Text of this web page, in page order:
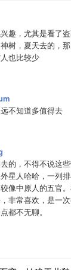
趣，尤其是看了
树，夏天去的，
也比较少
不知道多值得去
的，不得不说这
星人哈哈，一列
像中原人的五官
非常喜欢，是一
都不无聊。